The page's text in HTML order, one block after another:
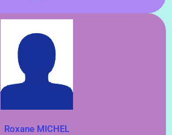
Roxane MICHEL